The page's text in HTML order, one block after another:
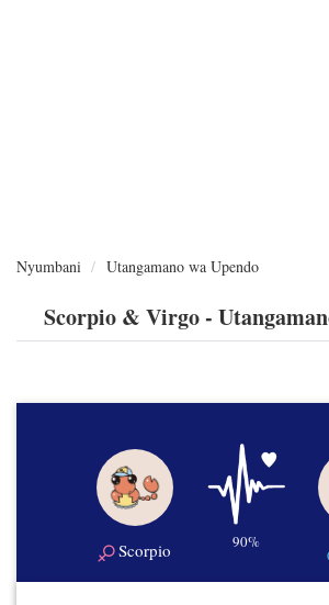
Nyumbani Utangamano wa Upendo
Scorpio & Virgo -
Scorpio 90%